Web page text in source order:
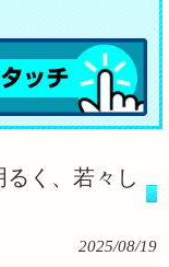
く、若々し
2025/08/19